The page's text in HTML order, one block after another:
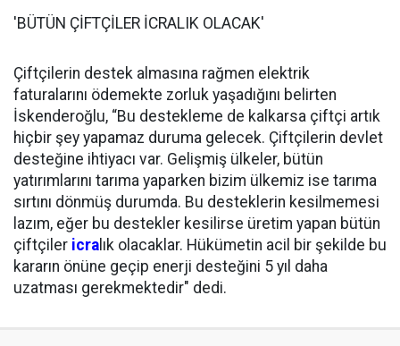
'BÜTÜN ÇİFTÇİLER İCRALIK OLACAK'
Çiftçilerin destek almasına rağmen elektrik
faturalarını ödemekte zorluk yaşadığını belirten
İskenderoğlu, “Bu destekleme de kalkarsa çiftçi artık
hiçbir şey yapamaz duruma gelecek. Çiftçilerin devlet
desteğine ihtiyacı var. Gelişmiş ülkeler, bütün
yatırımlarını tarıma yaparken bizim ülkemiz ise tarıma
sırtını dönmüş durumda. Bu desteklerin kesilmemesi
lazım, eğer bu destekler kesilirse üretim yapan bütün
çiftçiler icra lık olacaklar. Hükümetin acil bir şekilde bu
kararın önüne geçip enerji desteğini 5 yıl daha
uzatması gerekmektedir" dedi.